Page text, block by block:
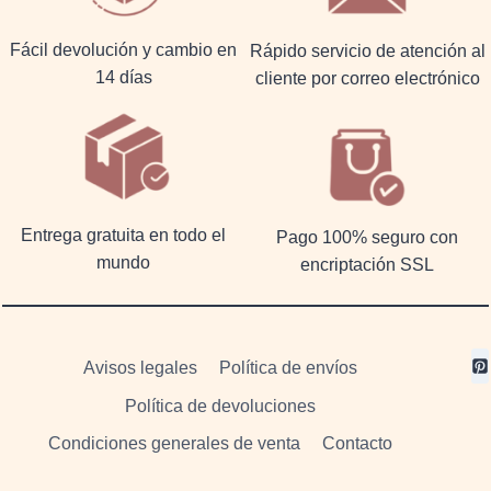
Fácil devolución y cambio en
14 días
Rápido servicio de atención al
cliente por correo electrónico
Entrega gratuita en todo el
mundo
Pago 100% seguro con
encriptación SSL
Avisos legales Política de envíos
Política de devoluciones
Condiciones generales de venta Contacto